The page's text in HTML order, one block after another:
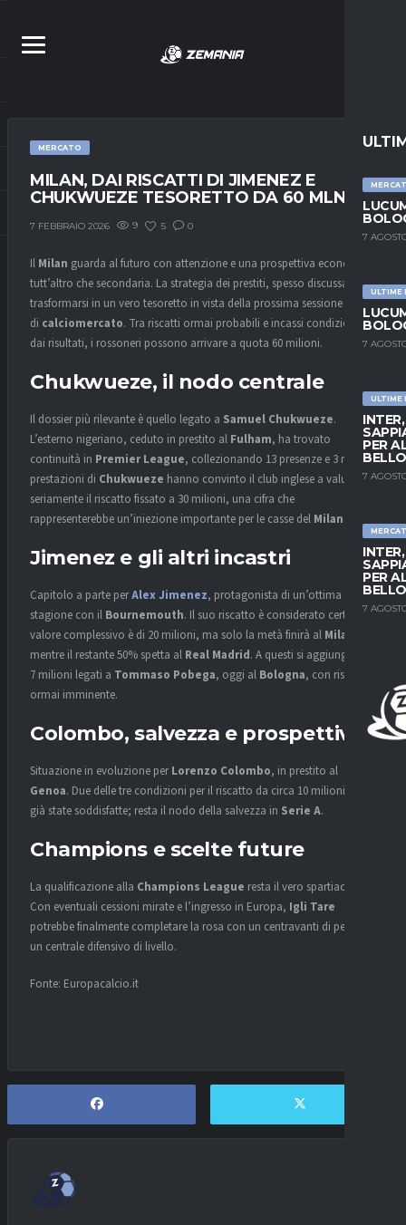
7
ULTIME
7
ULTIME
PER
7
PER
7
MERCATO
MILAN, DAI RISCATTI DI JIMENEZ E
CHUKWUEZE TESORETTO DA 60 MLN
7 FEBBRAIO 2026 9 5 0
Il Milan guarda al futuro con attenzione e una prospettiva economica
tutt’altro che secondaria. La strategia dei prestiti, spesso discussa, può
trasformarsi in un vero tesoretto in vista della prossima sessione estiva
di calciomercato. Tra riscatti ormai probabili e incassi condizionati
dai risultati, i rossoneri possono arrivare a quota 60 milioni.
Chukwueze, il nodo centrale
Il dossier più rilevante è quello legato a Samuel Chukwueze.
L’esterno nigeriano, ceduto in prestito al Fulham, ha trovato
continuità in Premier League, collezionando 13 presenze e 3 reti. Le
prestazioni di Chukwueze hanno convinto il club inglese a valutare
seriamente il riscatto fissato a 30 milioni, una cifra che
rappresenterebbe un’iniezione importante per le casse del Milan
Jimenez e gli altri incastri
Capitolo a parte perAlex Jimenez, protagonista di un’ottima
stagione con il Bournemouth. Il suo riscatto è considerato certo: il
valore complessivo è di 20 milioni, ma solo la metà finirà al Milan
mentre il restante 50% spetta al Real Madrid. A questi si aggiungono i
7 milioni legati a Tommaso Pobega, oggi al Bologna, con riscatto
ormai imminente.
Colombo, salvezza e prospettive
Situazione in evoluzione perLorenzo Colombo, in prestito al
Genoa. Due delle tre condizioni per il riscatto da circa 10 milioni sono
già state soddisfatte; resta il nodo della salvezza in Serie A.
Champions e scelte future
La qualificazione alla Champions League resta il vero spartiacque.
Con eventuali cessioni mirate e l’ingresso in Europa, Igli Tare
potrebbe finalmente completare la rosa con un centravanti di peso e
un centrale difensivo di livello.
Fonte: Europacalcio.it